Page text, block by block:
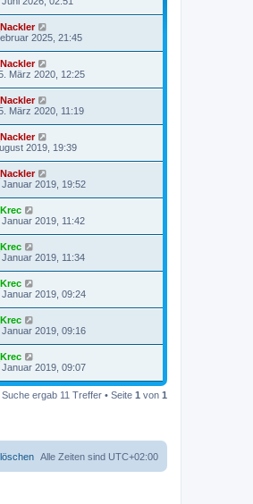
2025, 21:45
März 2020, 12:25
März 2020, 11:19
2019, 19:39
2019, 19:52
2019, 11:42
2019, 11:34
2019, 09:24
2019, 09:16
2019, 09:07
Suche ergab 11 Treffer • Seite 1 von 1
Alle Zeiten sind UTC+02:00